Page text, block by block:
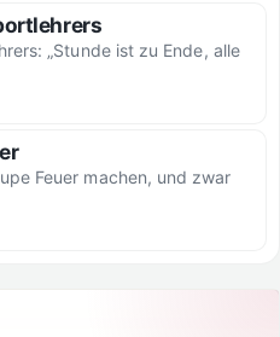
„Stunde ist zu Ende, alle
Feuer machen, und zwar